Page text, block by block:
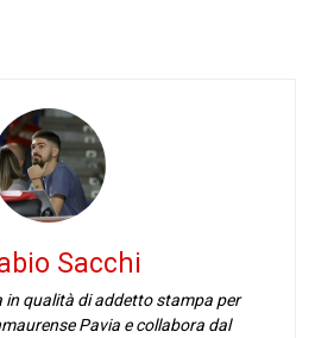
Sacchi
in qualità di addetto stampa per
Pavia e collabora dal